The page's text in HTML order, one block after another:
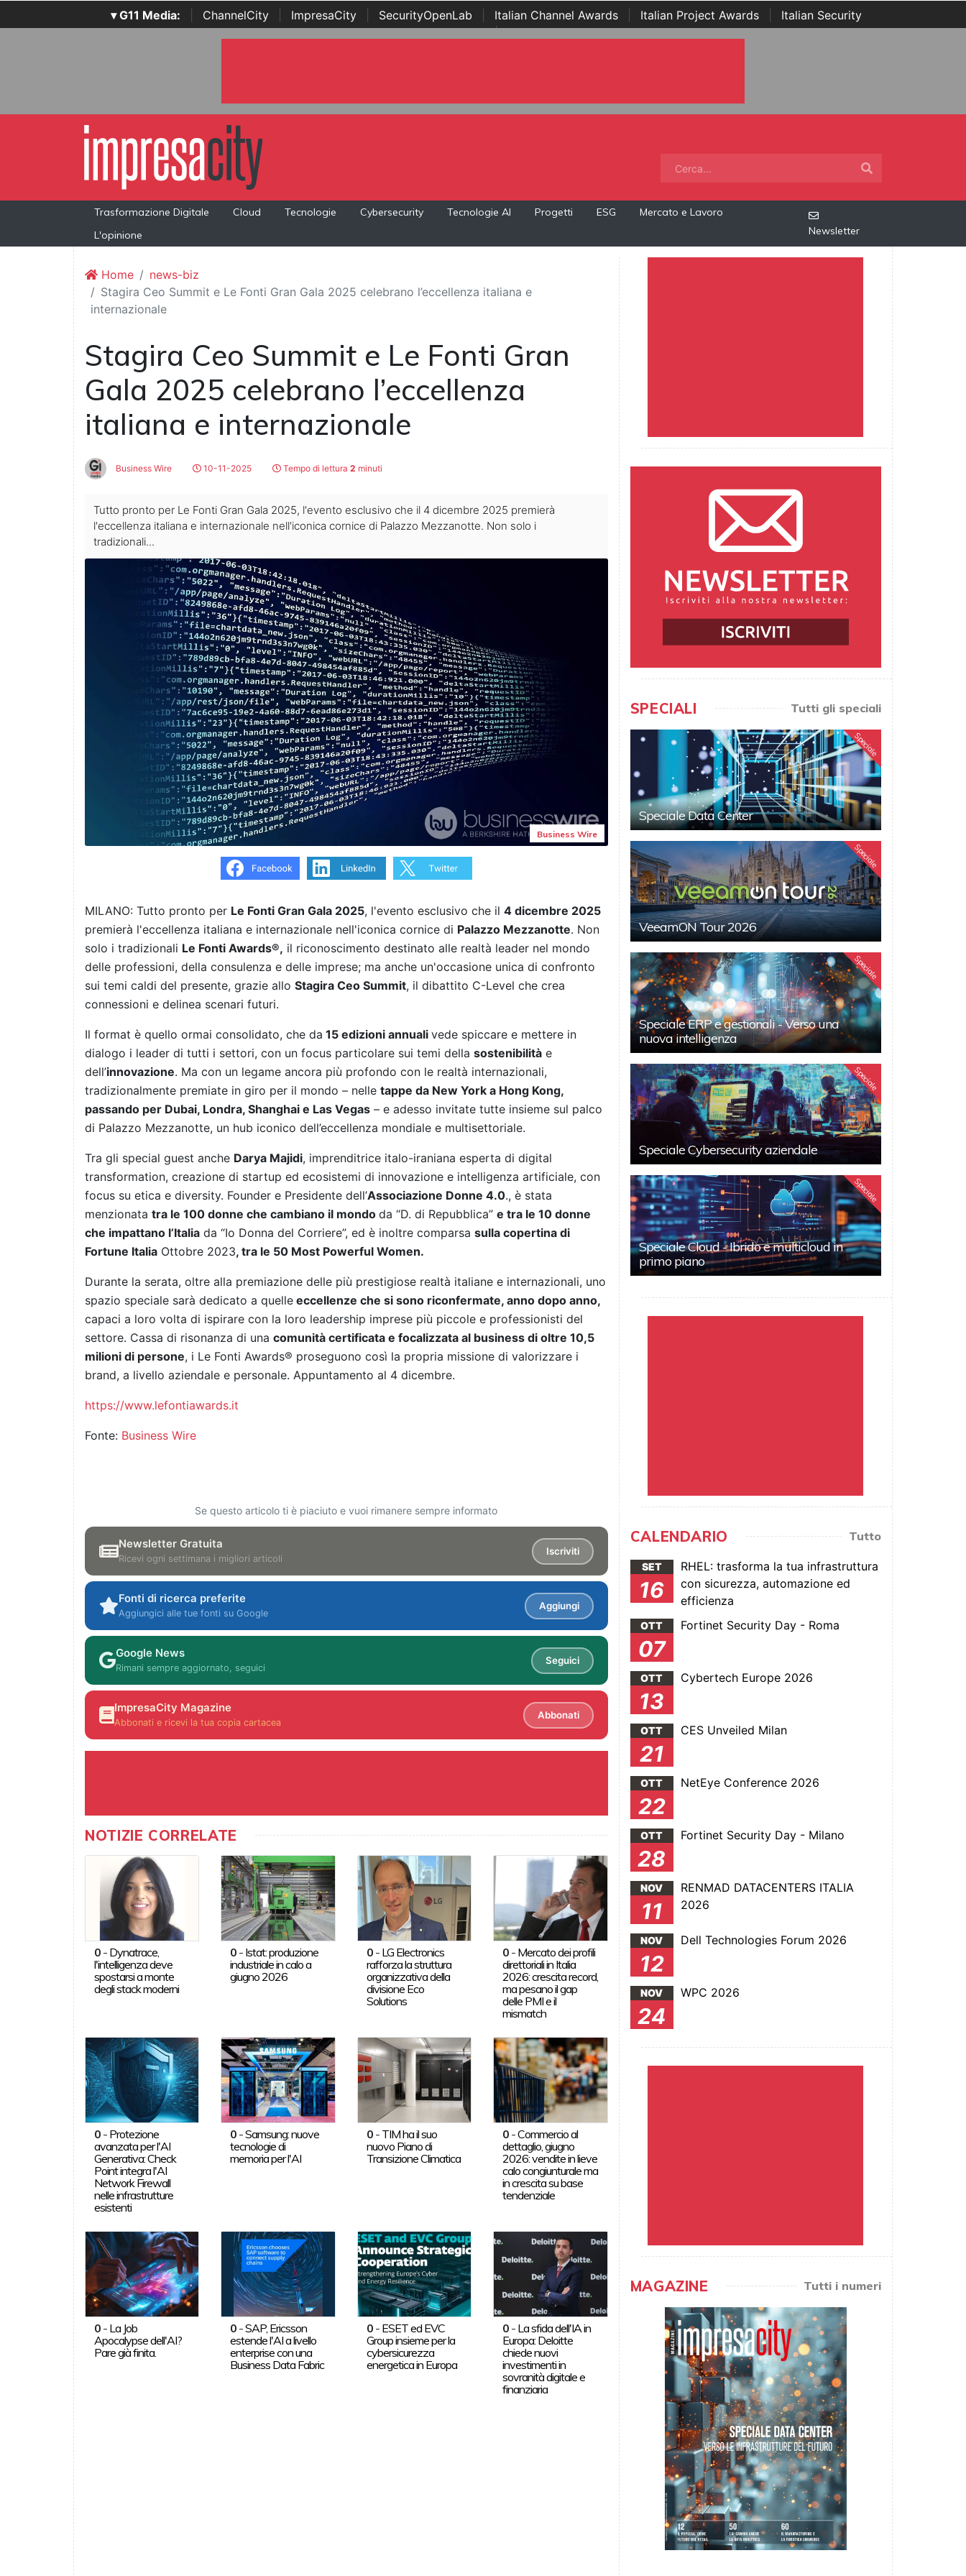
▾ G11 Media: ChannelCity ImpresaCity SecurityOpenLab Italian Channel Awards Italian Project Awards
Italian Security
Awards | ...
Trasformazione Digitale Cloud Tecnologie Cybersecurity Tecnologie AI Progetti ESG
Mercato e Lavoro
L'opinione
Newsletter
Home
news-biz
Stagira Ceo Summit e Le Fonti Gran Gala 2025 celebrano l’eccellenza italiana e
internazionale
Stagira Ceo Summit e Le Fonti Gran
Gala 2025 celebrano l’eccellenza
italiana e internazionale
Business Wire 10-11-2025 Tempo di lettura 2 minuti
Tutto pronto per Le Fonti Gran Gala 2025, l'evento esclusivo che il 4 dicembre 2025 premierà
l'eccellenza italiana e internazionale nell'iconica cornice di Palazzo Mezzanotte. Non solo i
tradizionali...
Business Wire
MILANO: Tutto pronto per Le Fonti Gran Gala 2025, l'evento esclusivo che il 4 dicembre 2025
premierà l'eccellenza italiana e internazionale nell'iconica cornice di Palazzo Mezzanotte. Non
solo i tradizionali Le Fonti Awards®, il riconoscimento destinato alle realtà leader nel mondo
delle professioni, della consulenza e delle imprese; ma anche un'occasione unica di confronto
sui temi caldi del presente, grazie allo Stagira Ceo Summit, il dibattito C-Level che crea
connessioni e delinea scenari futuri.
Il format è quello ormai consolidato, che da 15 edizioni annuali vede spiccare e mettere in
dialogo i leader di tutti i settori, con un focus particolare sui temi della sostenibilità e
dell’innovazione. Ma con un legame ancora più profondo con le realtà internazionali,
tradizionalmente premiate in giro per il mondo – nelle tappe da New York a Hong Kong,
passando per Dubai, Londra, Shanghai e Las Vegas – e adesso invitate tutte insieme sul palco
di Palazzo Mezzanotte, un hub iconico dell’eccellenza mondiale e multisettoriale.
Tra gli special guest anche Darya Majidi, imprenditrice italo-iraniana esperta di digital
transformation, creazione di startup ed ecosistemi di innovazione e intelligenza artificiale, con
focus su etica e diversity. Founder e Presidente dell’Associazione Donne 4.0., è stata
menzionata tra le 100 donne che cambiano il mondo da “D. di Repubblica” e tra le 10 donne
che impattano l’Italia da “Io Donna del Corriere”, ed è inoltre comparsa sulla copertina di
Fortune Italia Ottobre 2023, tra le 50 Most Powerful Women.
Durante la serata, oltre alla premiazione delle più prestigiose realtà italiane e internazionali, uno
spazio speciale sarà dedicato a quelle eccellenze che si sono riconfermate, anno dopo anno,
capaci a loro volta di ispirare con la loro leadership imprese più piccole e professionisti del
settore. Cassa di risonanza di una comunità certificata e focalizzata al business di oltre 10,5
milioni di persone, i Le Fonti Awards® proseguono così la propria missione di valorizzare i
brand, a livello aziendale e personale. Appuntamento al 4 dicembre.
https://www.lefontiawards.it
Fonte: Business Wire
Se questo articolo ti è piaciuto e vuoi rimanere sempre informato
Newsletter Gratuita
Ricevi ogni settimana i migliori articoli
Iscriviti
Fonti di ricerca preferite
Aggiungici alle tue fonti su Google
Aggiungi
Google News
Rimani sempre aggiornato, seguici
Seguici
ImpresaCity Magazine
Abbonati e ricevi la tua copia cartacea
Abbonati
NOTIZIE CORRELATE
0- Dynatrace,
l'intelligenza deve
spostarsi a monte
degli stack moderni
0 - Istat: produzione
industriale in calo a
giugno 2026
0- LG Electronics
rafforza la struttura
organizzativa della
divisione Eco
Solutions
0 - Mercato dei profili
direttoriali in Italia
2026: crescita record,
ma pesano il gap
delle PMI e il
mismatch
0- Protezione
avanzata per l'AI
Generativa: Check
Point integra l'AI
Network Firewall
nelle infrastrutture
esistenti
0 -Samsung: nuove
tecnologie di
memoria per l'AI
0- TIM ha il suo
nuovo Piano di
Transizione Climatica
0 -Commercio al
dettaglio, giugno
2026: vendite in lieve
calo congiunturale ma
in crescita su base
tendenziale
0- La Job
Apocalypse dell'AI?
Pare già finita.
0 -SAP, Ericsson
estende l'AI a livello
enterprise con una
Business Data Fabric
0- ESET ed EVC
Group insieme per la
cybersicurezza
energetica in Europa
0 - La sfida dell'IA in
Europa: Deloitte
chiede nuovi
investimenti in
sovranità digitale e
finanziaria
SPECIALI Tutti gli speciali
Speciale
Speciale Data Center
Speciale
VeeamON Tour 2026
Speciale
Speciale ERP e gestionali - Verso una
nuova intelligenza
Speciale
Speciale Cybersecurity aziendale
Speciale
Speciale Cloud - Ibrido e multicloud in
primo piano
CALENDARIO Tutto
SET
16
RHEL: trasforma la tua infrastruttura
con sicurezza, automazione ed
efficienza
OTT
07
Fortinet Security Day - Roma
OTT
13
Cybertech Europe 2026
OTT
21
CES Unveiled Milan
OTT
22
NetEye Conference 2026
OTT
28
Fortinet Security Day - Milano
NOV
11
RENMAD DATACENTERS ITALIA
2026
NOV
12
Dell Technologies Forum 2026
NOV
24
WPC 2026
MAGAZINE Tutti i numeri